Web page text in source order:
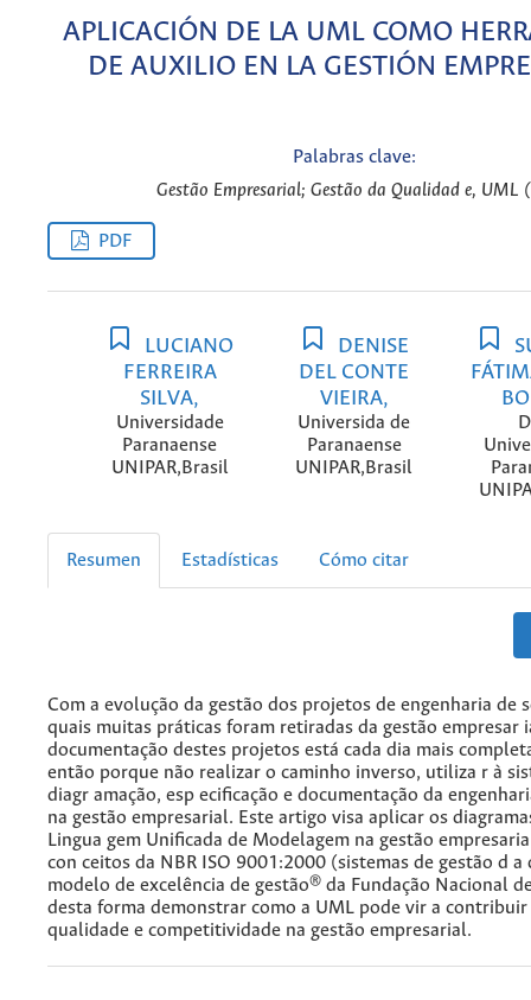
APLICACIÓN DE LA UML COMO
DE AUXILIO EN LA GESTIÓN
Palabras clave:
Gestão Empresarial; Gestão da Qualidad e, UML
PDF
LUCIANO
FERREIRA
SILVA,
Universidade
Paranaense
UNIPAR,Brasil
DENISE
DEL CONTE
VIEIRA,
Universida de
Paranaense
UNIPAR,Brasil
Resumen Estadísticas Cómo citar
Com a evolução da gestão dos projetos de engenharia de
quais muitas práticas foram retiradas da gestão empresar
documentação destes projetos está cada dia mais
então porque não realizar o caminho inverso, utiliza r à
diagr amação, esp ecificação e documentação da
na gestão empresarial. Este artigo visa aplicar os
Lingua gem Unificada de Modelagem na gestão
con ceitos da NBR ISO 9001:2000 (sistemas de gestão d
modelo de excelência de gestão® da Fundação Nacional
desta forma demonstrar como a UML pode vir a contribuir
qualidade e competitividade na gestão empresarial.